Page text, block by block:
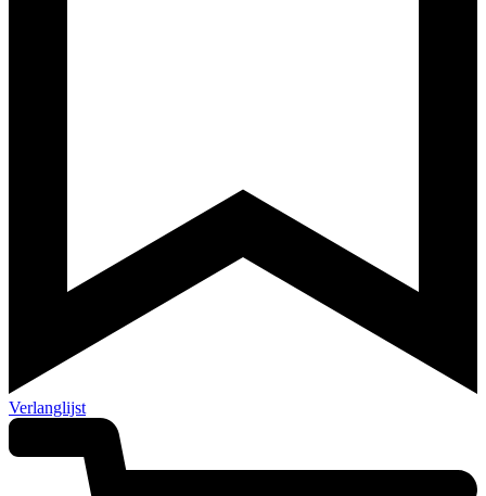
Verlanglijst